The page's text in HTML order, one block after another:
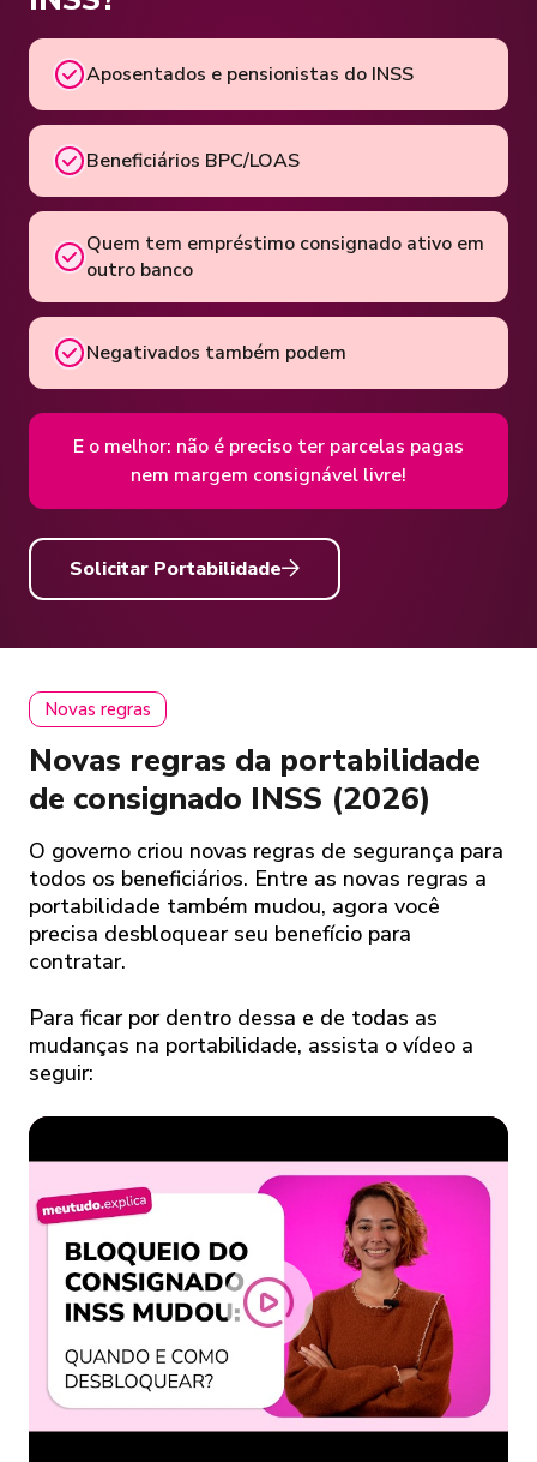
Aposentados e pensionistas do INSS
Beneficiários BPC/LOAS
Quem tem empréstimo consignado ativo em
outro banco
Negativados também podem
E o melhor: não é preciso ter parcelas pagas
nem margem consignável livre!
Solicitar Portabilidade
Novas regras
Novas regras da portabilidade
de consignado INSS (2026)
O governo criou novas regras de segurança para
todos os beneficiários. Entre as novas regras a
portabilidade também mudou, agora você
precisa desbloquear seu benefício para
contratar.
Para ficar por dentro dessa e de todas as
mudanças na portabilidade, assista o vídeo a
seguir: